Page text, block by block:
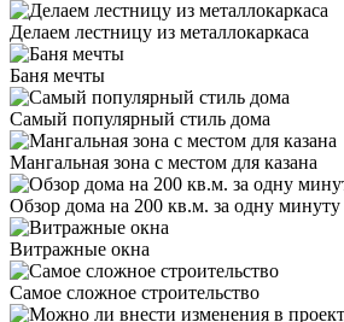
Делаем лестницу из металлокаркаса
Баня мечты
Самый популярный стиль дома
Мангальная зона с местом для казана
Обзор дома на 200 кв.м. за одну минуту
Витражные окна
Самое сложное строительство